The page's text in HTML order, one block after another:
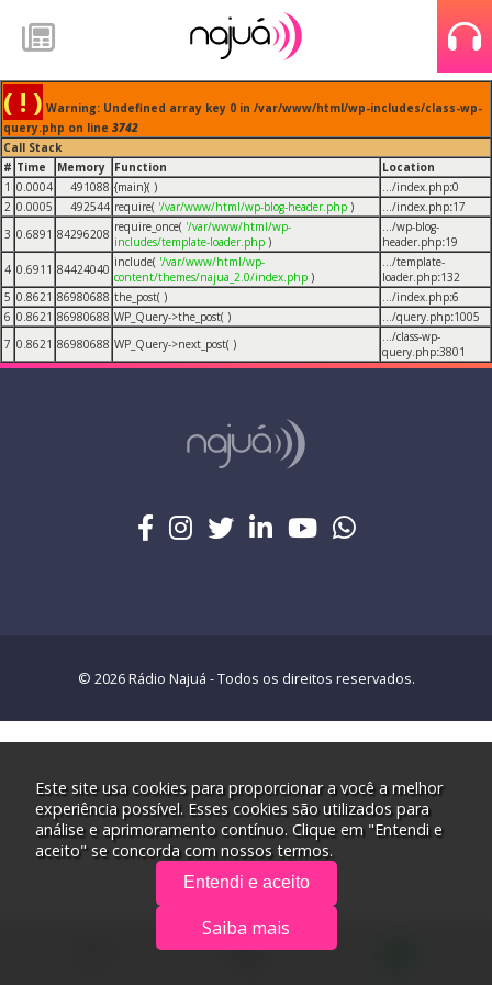
( ! ) Warning: Undefined array key 0 in /var/www/html/wp-includes/class-wp-
query.php on line 3742
Call Stack
# Time Memory Function
Location
1 0.0004 491088 {main}( ) .../index.php:0
2 0.0005 492544 require( '/var/www/html/wp-blog-header.php ) .../index.php:17
3 0.6891 84296208 require_once( '/var/www/html/wp-
includes/template-loader.php )
.../wp-blog-
header.php:19
4 0.6911 84424040 include( '/var/www/html/wp-
content/themes/najua_2.0/index.php )
.../template-
loader.php:132
5 0.8621 86980688 the_post( ) .../index.php:6
6 0.8621 86980688 WP_Query->the_post( ) .../query.php:1005
7 0.8621 86980688 WP_Query->next_post( )
.../class-wp-
query.php:3801
© 2026 Rádio Najuá - Todos os direitos reservados.
Este site usa cookies para proporcionar a você a melhor
experiência possível. Esses cookies são utilizados para
análise e aprimoramento contínuo. Clique em "Entendi e
aceito" se concorda com nossos termos.
Entendi e aceito
Saiba mais